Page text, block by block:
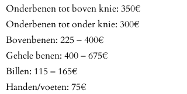
Onderbenen tot boven knie: 350€
Onderbenen tot onder knie: 300€
Bovenbenen: 225 – 400€
Gehele benen: 400 – 675€
Billen: 115 – 165€
Handen/voeten: 75€